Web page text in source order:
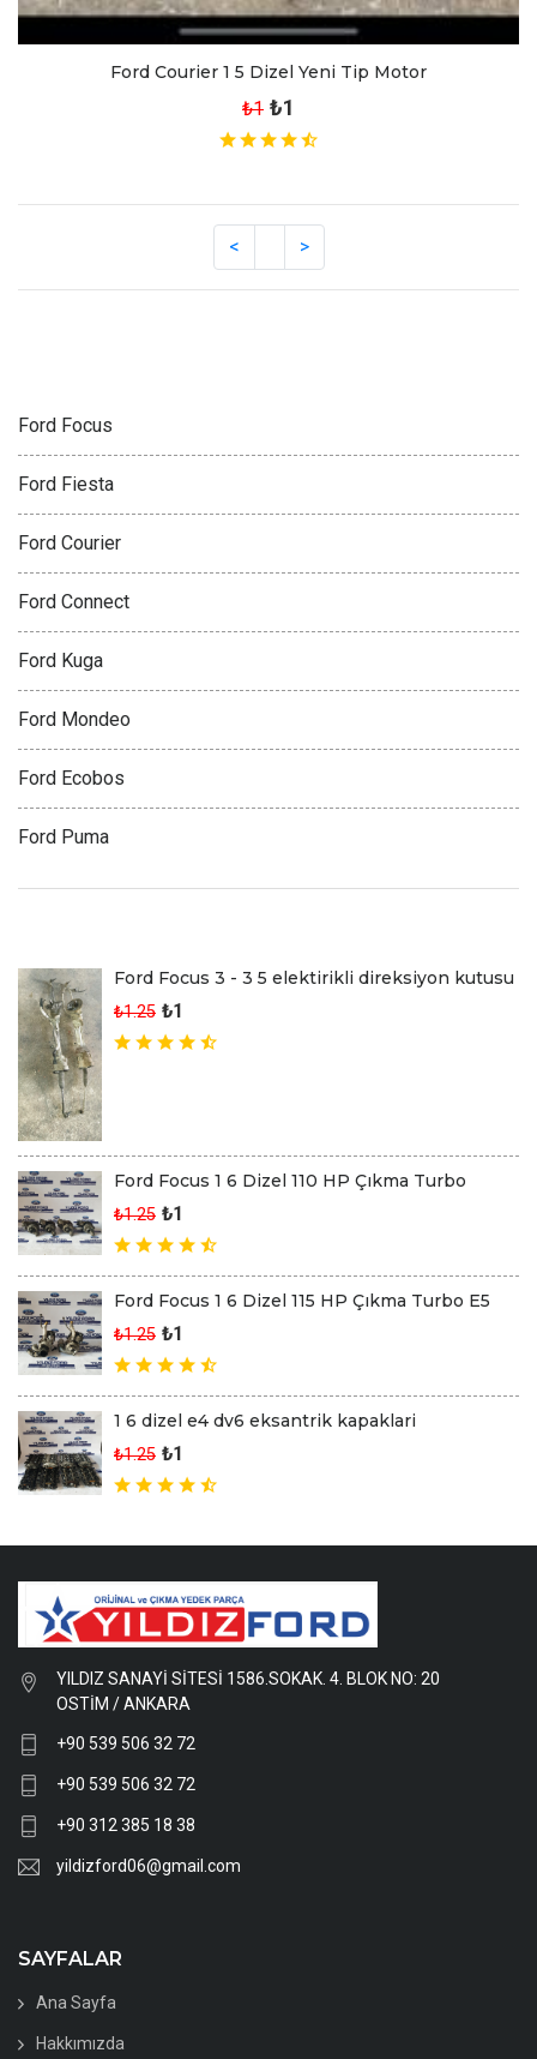
Ford Courier 1 5 Dizel Yeni Tip Motor
₺1 ₺1
Ford Focus
Ford Fiesta
Ford Courier
Ford Connect
Ford Kuga
Ford Mondeo
Ford Ecobos
Ford Puma
Ford Focus 3 - 3 5 elektirikli direksiyon kutusu
₺1.25 ₺1
Ford Focus 1 6 Dizel 110 HP Çıkma Turbo
₺1.25 ₺1
Ford Focus 1 6 Dizel 115 HP Çıkma Turbo E5
₺1.25 ₺1
1 6 dizel e4 dv6 eksantrik kapaklari
₺1.25 ₺1
YILDIZ SANAYİ SİTESİ 1586.SOKAK. 4. BLOK NO: 20
OSTİM / ANKARA
+90 539 506 32 72
+90 539 506 32 72
+90 312 385 18 38
yildizford06@gmail.com
SAYFALAR
Ana Sayfa
Hakkımızda